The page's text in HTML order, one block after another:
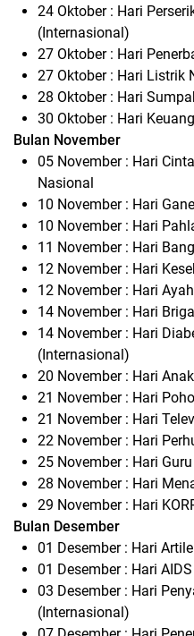
24 Oktober : Hari
(Internasional)
27 Oktober : Hari
27 Oktober : Hari Listrik
28 Oktober : Hari
30 Oktober : Hari
Bulan November
05 November : Hari
Nasional
10 November : Hari
10 November : Hari
11 November : Hari
12 November : Hari
12 November : Hari
14 November : Hari
14 November : Hari
(Internasional)
20 November : Hari
21 November : Hari
21 November : Hari
22 November : Hari
25 November : Hari Guru
28 November : Hari
29 November : Hari
Bulan Desember
01 Desember : Hari
01 Desember : Hari
03 Desember : Hari
(Internasional)